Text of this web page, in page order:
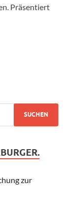
Präsentiert
zur